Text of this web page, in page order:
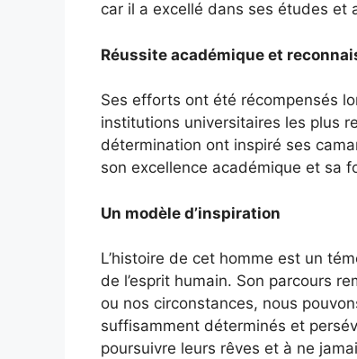
car il a excellé dans ses études et
Réussite académique et
Ses efforts ont été récompensés
institutions universitaires les plus
détermination ont inspiré ses
son excellence académique et sa
Un modèle d’inspiration
L’histoire de cet homme est un
de l’esprit humain. Son parcours
ou nos circonstances, nous
suffisamment déterminés et
poursuivre leurs rêves et à ne